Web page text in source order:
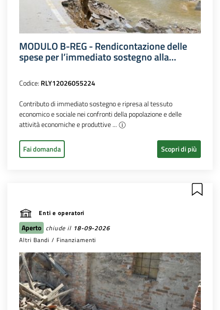
MODULO B-REG - Rendicontazione delle
spese per l’immediato sostegno alla...
Codice: RLY12026055224
Contributo di immediato sostegno e ripresa al tessuto
economico e sociale nei confronti della popolazione e delle
attività economiche e produttive ...
Fai domanda Scopri di più
Enti e operatori
Aperto chiude il 18-09-2026
Altri Bandi / Finanziamenti